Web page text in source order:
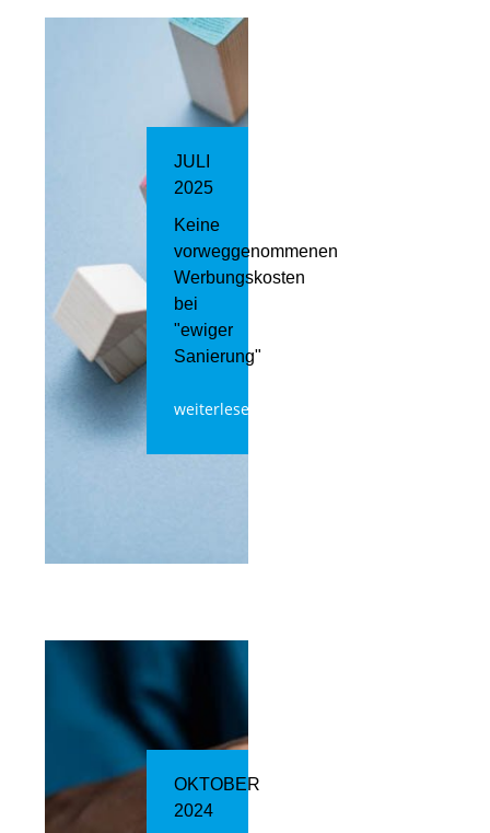
JULI
2025
Keine
vorweggenommenen
Werbungskosten
bei
"ewiger
Sanierung"
weiterlesen
OKTOBER
2024